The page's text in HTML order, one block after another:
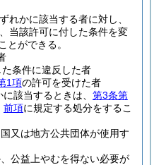
れかに該当する者に対し、
当該許可に付した条件を変
とができる。
条件に違反した者
1項の許可を受けた者
該当するときは、 第3条第
前項に規定する処分をするこ
又は地方公共団体が使用す
公益上やむを得ない必要が